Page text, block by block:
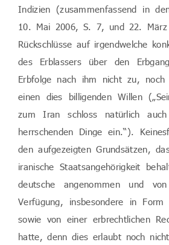
Indizien (zusammenfassend in
10. Mai 2006, S. 7, und 22.
Rückschlüsse auf irgendwelche
des Erblassers über den
Erbfolge nach ihm nicht zu,
einen dies billigenden Willen
zum Iran schloss natürlich
herrschenden Dinge ein.“).
den aufgezeigten Grundsätzen,
iranische Staatsangehörigkeit
deutsche angenommen und
Verfügung, insbesondere in Form
sowie von einer erbrechtlichen
hatte, denn dies erlaubt noch